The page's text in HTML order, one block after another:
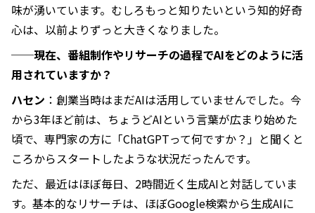
味が湧いています。むしろもっと知りたいという知的好奇
心は、以前よりずっと大きくなりました。
──現在、番組制作やリサーチの過程でAIをどのように活
用されていますか？
ハセン ：創業当時はまだAIは活用していませんでした。今
から3年ほど前は、ちょうどAIという言葉が広まり始めた
頃で、専門家の方に「ChatGPTって何ですか？」と聞くと
ころからスタートしたような状況だったんです。
ただ、最近はほぼ毎日、2時間近く生成AIと対話していま
す。基本的なリサーチは、ほぼGoogle検索から生成AIに